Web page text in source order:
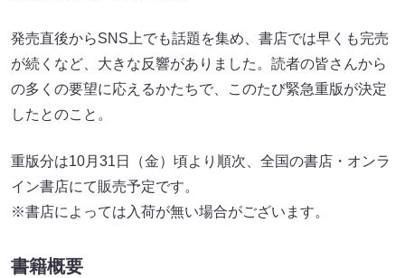
発売直後からSNS上でも話題を集め、書店では早くも完売
が続くなど、大きな反響がありました。読者の皆さんから
の多くの要望に応えるかたちで、このたび緊急重版が決定
したとのこと。
重版分は10月31日（金）頃より順次、全国の書店・オンラ
イン書店にて販売予定です。
※書店によっては入荷が無い場合がございます。
書籍概要